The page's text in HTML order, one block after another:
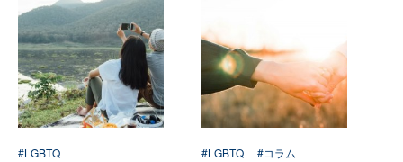
#LGBTQ #LGBTQ #コラム